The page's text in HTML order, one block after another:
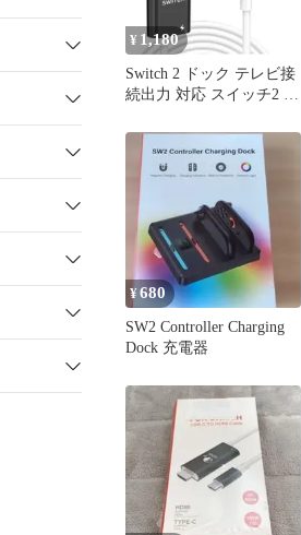
¥ 1,180
Switch 2 ドック テレビ接
続出力 対応 スイッチ2 ド
¥680
SW2 Controller Charging
Dock 充電器